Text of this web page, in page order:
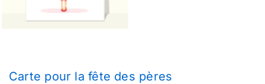
Carte pour la fête des pères